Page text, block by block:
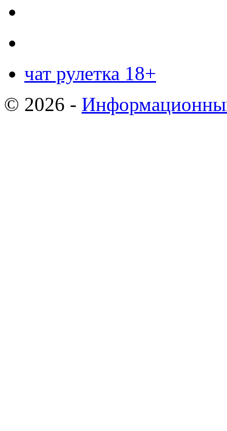
чат рулетка 18+
© 2026 -